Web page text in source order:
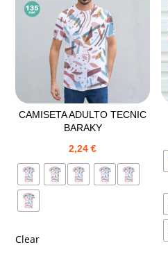
CAMISETA ADULTO TECNIC
BARAKY
2,24€
Clear